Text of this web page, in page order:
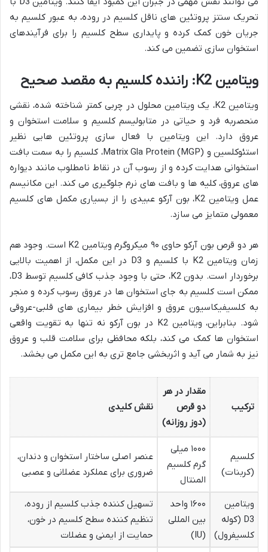
تحریک سنتز پروتئین های ناقل کلسیم در روده، به عبور کلسیم به
جریان خون کمک کرده و پایداری سطح کلسیم را برای فرآیندهای
استخوان سازی تضمین می کند.
ویتامین K2: راننده کلسیم به مقصد صحیح
ویتامین K2، یک ویتامین محلول در چربی کمتر شناخته شده، نقشی
منحصربه فرد و حیاتی در متابولیسم کلسیم و سلامت استخوان و
عروق دارد. این ویتامین با فعال سازی پروتئین هایی نظیر
استئوکلسین و Matrix Gla Protein (MGP)، کلسیم را به سمت بافت
استخوانی هدایت کرده و از رسوب آن در نقاط نامطلوب مانند دیواره
های عروق، کلیه ها و بافت های نرم جلوگیری می کند. این مکانیسم
عمل ویتامین K2، بون آرکو عبیدی را از بسیاری مکمل های کلسیم
معمولی متمایز می سازد.
هر دو قرص بون آرکو حاوی ۹۰ میکروگرم ویتامین K2 است. وجود هم
زمان ویتامین K2 با کلسیم و D3 در این مکمل، از اهمیت بالایی
برخوردار است. بدون K2، حتی با وجود جذب کافی کلسیم توسط D3،
ممکن است کلسیم به جای استخوان ها در عروق رسوب کرده و منجر
به کلسیفیکاسیون عروق و افزایش خطر بیماری های قلبی-عروقی
شود. بنابراین، ویتامین K2 در بون آرکو نه تنها به تقویت واقعی
استخوان ها کمک می کند، بلکه محافظی برای سلامت قلب و عروق
نیز به شمار می آید و اثربخشی جامع تری به این مکمل می بخشد.
ترکیب
مقدار در هر
دو قرص
(دوز روزانه)
نقش کلیدی
کلسیم
(کربنات)
۱۰۰۰ میلی
گرم کلسیم
المنتال
عنصر اصلی ساختار استخوان و دندان،
ضروری برای عملکرد عضلانی و عصبی
ویتامین
D3 (کوله
کلسیفرول)
۱۶۰۰ واحد
بین المللی
(IU)
تسهیل کننده جذب کلسیم از روده،
تنظیم کننده سطح کلسیم در خون،
حمایت از ایمنی و عضلات